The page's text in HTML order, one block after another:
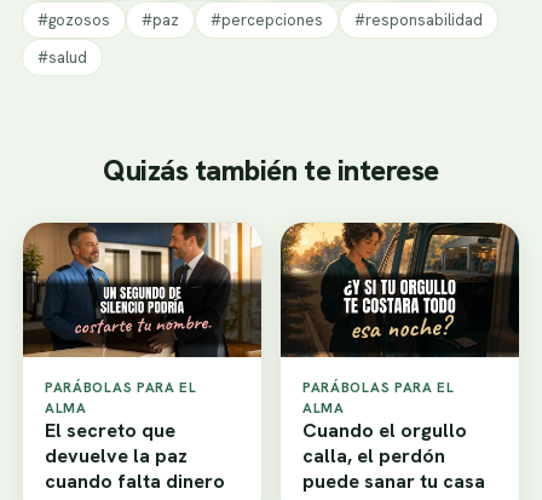
#gozosos
#paz #percepciones
#responsabilidad
#salud
Quizás también te interese
PARÁBOLAS PARA EL
ALMA
El secreto que
devuelve la paz
cuando falta dinero
PARÁBOLAS PARA EL
ALMA
Cuando el orgullo
calla, el perdón
puede sanar tu casa